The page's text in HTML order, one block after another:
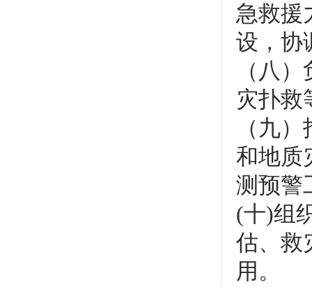
急救援
设，协
（八
灾扑救
（九
和地质
测预警
(十)组
估、救
用。